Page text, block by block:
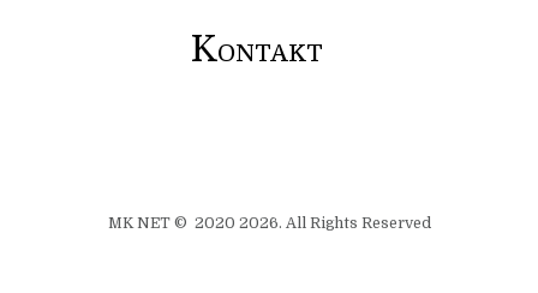
KONTAKT
MK NET © 2020 2026. All Rights Reserved